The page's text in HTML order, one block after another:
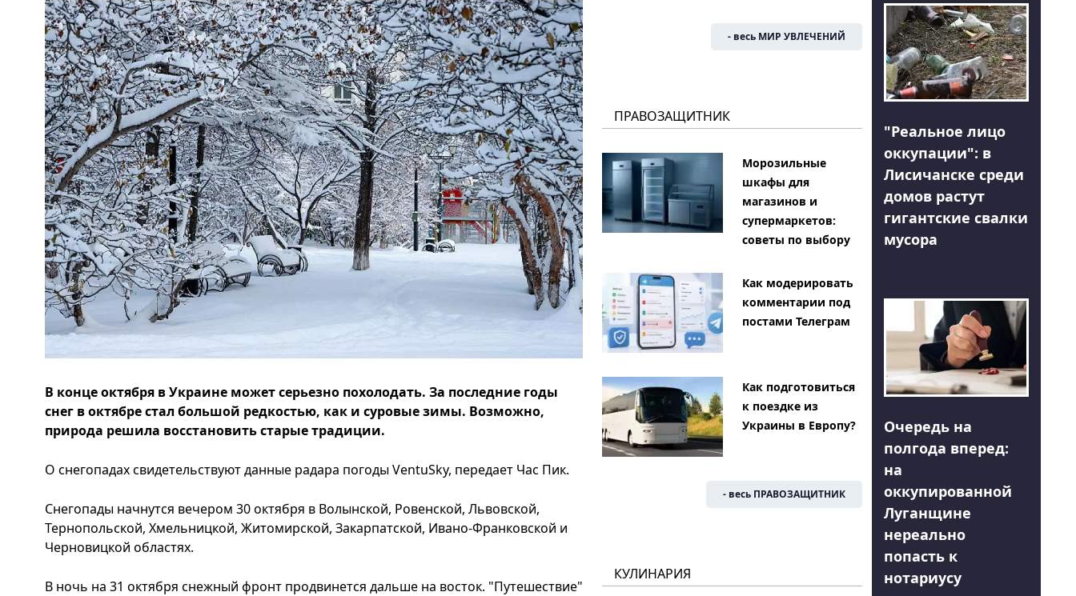
В конце октября в Украине может серьезно похолодать. За последние годы
снег в октябре стал большой редкостью, как и суровые зимы. Возможно,
природа решила восстановить старые традиции.
О снегопадах свидетельствуют данные радара погоды VentuSky, передает Час Пик.
Снегопады начнутся вечером 30 октября в Волынской, Ровенской, Львовской,
Тернопольской, Хмельницкой, Житомирской, Закарпатской, Ивано-Франковской и
Черновицкой областях.
В ночь на 31 октября снежный фронт продвинется дальше на восток. "Путешествие"
- весь МИР УВЛЕЧЕНИЙ
ПРАВОЗАЩИТНИК
Морозильные
шкафы для
магазинов и
супермаркетов:
советы по выбору
Как модерировать
комментарии под
постами Телеграм
Как подготовиться
к поездке из
Украины в Европу?
- весь ПРАВОЗАЩИТНИК
КУЛИНАРИЯ
"Реальное лицо
оккупации": в
Лисичанске среди
домов растут
гигантские свалки
мусора
Очередь на
полгода вперед:
на
оккупированной
Луганщине
нереально
попасть к
нотариусу